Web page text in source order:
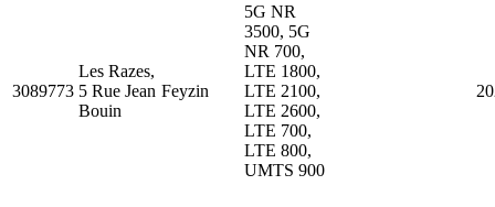
3089773
Les Razes,
5 Rue Jean
Bouin
Feyzin
5G NR
3500, 5G
NR 700,
LTE 1800,
LTE 2100,
LTE 2600,
LTE 700,
LTE 800,
UMTS 900